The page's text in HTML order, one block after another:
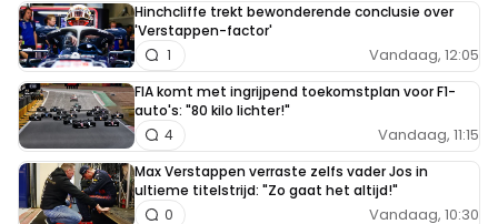
Hinchcliffe trekt bewonderende conclusie over
'Verstappen-factor'
Vandaag, 12:05
1
FIA komt met ingrijpend toekomstplan voor F1-
auto's: "80 kilo lichter!"
Vandaag, 11:15
4
Max Verstappen verraste zelfs vader Jos in
ultieme titelstrijd: "Zo gaat het altijd!"
Vandaag, 10:30
0